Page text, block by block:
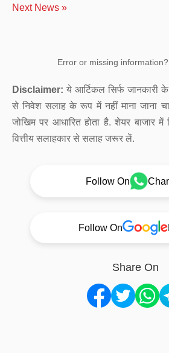
Next News »
Error or missing information?
Disclaimer: ये आर्टिकल सिर्फ जानकारी
से निवेश सलाह के रूप में नहीं माना जाना
जोखिम पर आधारित होता है. शेयर बाजार
वित्तीय सलाहकार से सलाह जरूर लें.
Follow On
Follow On
Share On